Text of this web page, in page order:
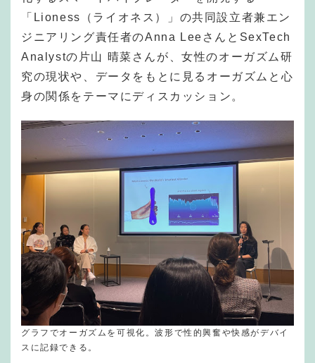
「Lioness（ライオネス）」の共同設立者兼エン
ジニアリング責任者のAnna LeeさんとSexTech
Analystの片山 晴菜さんが、女性のオーガズム研
究の現状や、データをもとに見るオーガズムと心
身の関係をテーマにディスカッション。
グラフでオーガズムを可視化。波形で性的興奮や快感がデバイ
スに記録できる。